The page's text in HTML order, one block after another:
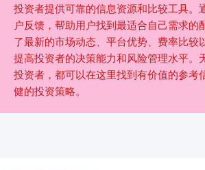
投资者提供可靠的信息资源和比较工具。
户反馈，帮助用户找到最适合自己需求的
了最新的市场动态、平台优势、费率比较
提高投资者的决策能力和风险管理水平。
投资者，都可以在这里找到有价值的参考
健的投资策略。